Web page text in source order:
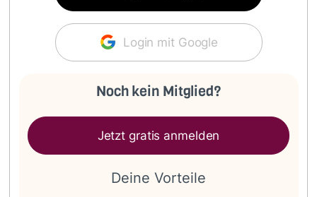
Login mit Google
Noch kein Mitglied?
Jetzt gratis anmelden
Deine Vorteile